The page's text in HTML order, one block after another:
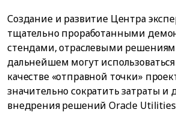
Создание и развитие Центра
тщательно проработанными
стендами, отраслевыми
дальнейшем могут
качестве «отправной точки»
значительно сократить затраты и
внедрения решений Oracle